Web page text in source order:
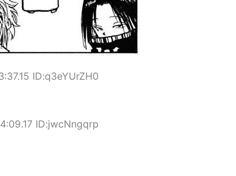
ID:q3eYUrZH0
ID:jwcNngqrp